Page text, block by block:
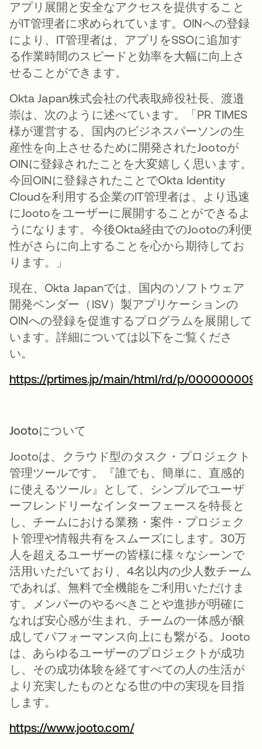
アプリ展開と安全なアクセスを提供すること
がIT管理者に求められています。OINへの登録
により、IT管理者は、アプリをSSOに追加す
る作業時間のスピードと効率を大幅に向上さ
せることができます。
Okta Japan株式会社の代表取締役社長、渡邉
崇は、次のように述べています。「PR TIMES
様が運営する、国内のビジネスパーソンの生
産性を向上させるために開発されたJootoが
OINに登録されたことを大変嬉しく思います。
今回OINに登録されたことでOkta Identity
Cloudを利用する企業のIT管理者は、より迅速
にJootoをユーザーに展開することができるよ
うになります。今後Okta経由でのJootoの利便
性がさらに向上することを心から期待してお
ります。」
現在、Okta Japanでは、国内のソフトウェア
開発ベンダー（ISV）製アプリケーションの
OINへの登録を促進するプログラムを展開して
います。詳細については以下をご覧くださ
い。
https://prtimes.jp/main/html/rd/p/
Jootoについて
Jootoは、クラウド型のタスク・プロジェクト
管理ツールです。『誰でも、簡単に、直感的
に使えるツール』として、シンプルでユーザ
ーフレンドリーなインターフェースを特長と
し、チームにおける業務・案件・プロジェク
ト管理や情報共有をスムーズにします。30万
人を超えるユーザーの皆様に様々なシーンで
活用いただいており、4名以内の少人数チーム
であれば、無料で全機能をご利用いただけま
す。メンバーのやるべきことや進捗が明確に
なれば安心感が生まれ、チームの一体感が醸
成してパフォーマンス向上にも繋がる。Jooto
は、あらゆるユーザーのプロジェクトが成功
し、その成功体験を経てすべての人の生活が
より充実したものとなる世の中の実現を目指
します。
https://www.jooto.com/新しいタブで開く